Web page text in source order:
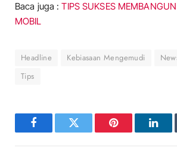
Baca juga :TIPS SUKSES
MOBIL
Headline Kebiasaan Mengemudi
Tips
FacebookTwitter Pinterest